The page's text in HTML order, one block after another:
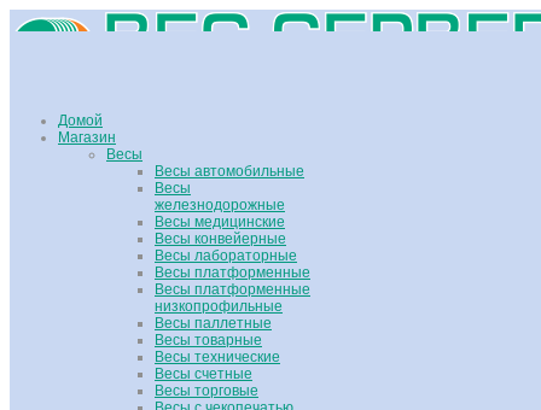
Домой
Магазин
Весы
Весы автомобильные
Весы
железнодорожные
Весы медицинские
Весы конвейерные
Весы лабораторные
Весы платформенные
Весы платформенные
низкопрофильные
Весы паллетные
Весы товарные
Весы технические
Весы счетные
Весы торговые